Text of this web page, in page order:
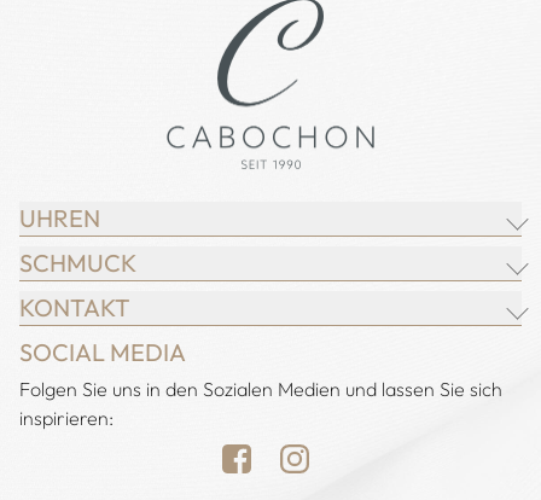
UHREN
BREITLING
CHOPARD
IWC SCHAFFHAUSEN
JACOB & CO.
LONGINES
SCHMUCK
JUWELIER CABOCHON
CHOPARD
DEMEGLIO
KONTAKT
Adresse:
Juwelier Cabochon
Alstertal EKZ, Heegbarg 31
SOCIAL MEDIA
Folgen Sie uns in den Sozialen Medien und lassen Sie sich
inspirieren: